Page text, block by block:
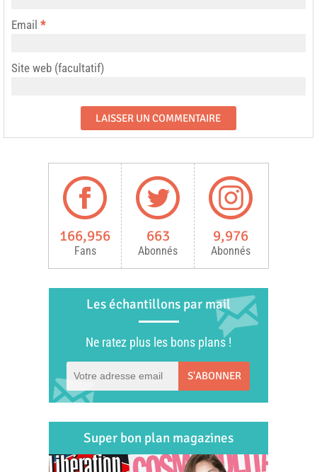
Email *
Site web (facultatif)
166,956
Fans
663
Abonnés
9,976
Abonnés
Les échantillons par mail
Ne ratez plus les bons plans !
S'ABONNER
Super bon plan magazines